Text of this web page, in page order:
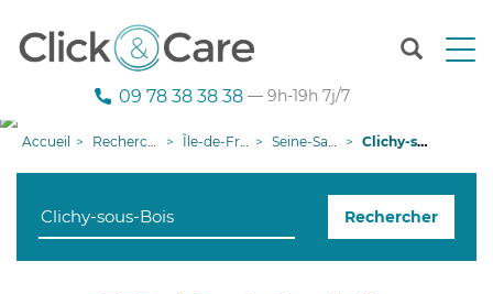
T
n
g
09 78 38 38 38 — 9h-19h 7j/7
Accueil Recherche aide à domicile Île-de-France Seine-Saint-Denis Clichy-sous-Bois
Rechercher